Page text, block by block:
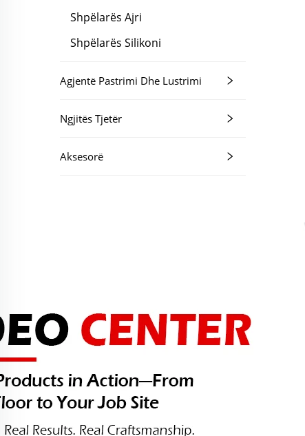
Shpëlarës Ajri
Shpëlarës Silikoni
Agjentë Pastrimi Dhe Lustrimi
Ngjitës Tjetër
Aksesorë